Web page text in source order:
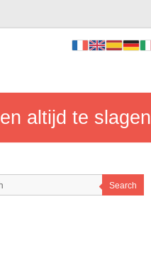
altijd te slagen
Search